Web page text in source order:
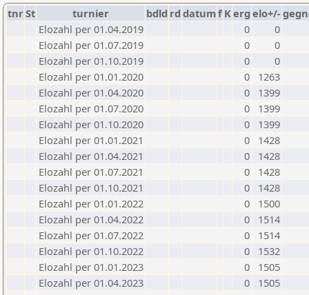
tnrSt turnier bdld rd datumf Kerg elo+/-
Elozahl per 01.04.2019
0
0
Elozahl per 01.07.2019
0
0
Elozahl per 01.10.2019
0
0
Elozahl per 01.01.2020
0
1263
Elozahl per 01.04.2020
0
1399
Elozahl per 01.07.2020
0
1399
Elozahl per 01.10.2020
0
1399
Elozahl per 01.01.2021
0
1428
Elozahl per 01.04.2021
0
1428
Elozahl per 01.07.2021
0
1428
Elozahl per 01.10.2021
0
1428
Elozahl per 01.01.2022
0
1500
Elozahl per 01.04.2022
0
1514
Elozahl per 01.07.2022
0
1514
Elozahl per 01.10.2022
0
1532
Elozahl per 01.01.2023
0
1505
Elozahl per 01.04.2023
0
1505